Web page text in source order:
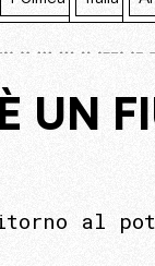
UN
al